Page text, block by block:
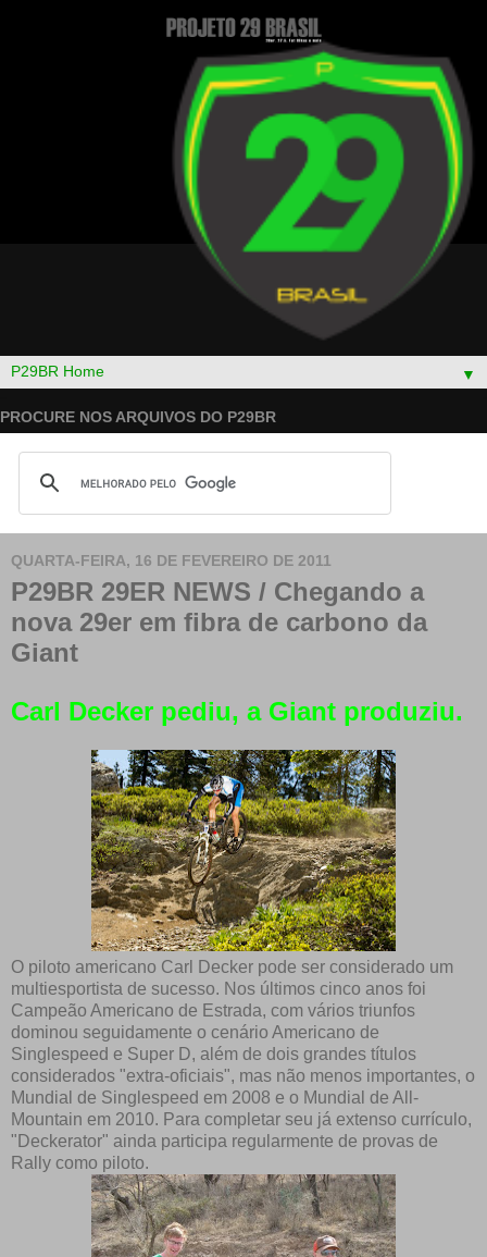
▼
PROCURE NOS ARQUIVOS DO P29BR
QUARTA-FEIRA, 16 DE FEVEREIRO DE 2011
P29BR 29ER NEWS / Chegando a
nova 29er em fibra de carbono da
Giant
Carl Decker pediu, a Giant produziu.
O piloto americano Carl Decker pode ser considerado um
multiesportista de sucesso. Nos últimos cinco anos foi
Campeão Americano de Estrada, com vários triunfos
dominou seguidamente o cenário Americano de
Singlespeed e Super D, além de dois grandes títulos
considerados "extra-oficiais", mas não menos importantes, o
Mundial de Singlespeed em 2008 e o Mundial de All-
Mountain em 2010. Para completar seu já extenso currículo,
"Deckerator" ainda participa regularmente de provas de
Rally como piloto.